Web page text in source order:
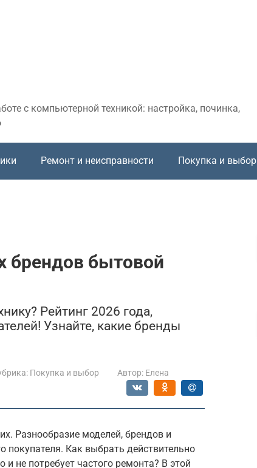
с компьютерной техникой: настройка, починка,
Ремонт и неисправности Покупка и выбор
брендов бытовой
Рейтинг 2026 года,
Узнайте, какие бренды
Покупка и выбор Автор: Елена
Разнообразие моделей, брендов и
Как выбрать действительно
не потребует частого ремонта? В этой